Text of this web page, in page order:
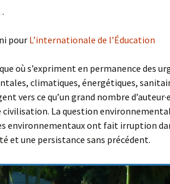
pourL’internationale de l’Éducation
où s’expriment en permanence des
climatiques, énergétiques,
vers ce qu’un grand nombre
civilisation. La question
environnementaux ont fait irruption
et une persistance sans précédent.